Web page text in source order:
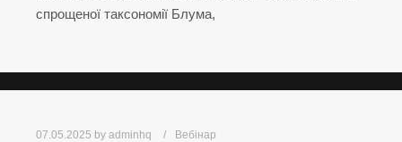
спрощеної таксономії Блума,
07.05.2025 by adminhq Вебінар